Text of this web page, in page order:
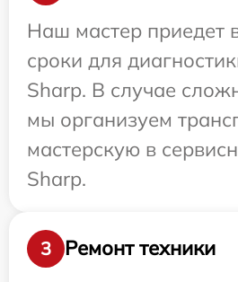
Наш мастер приедет
сроки для
Sharp. В случае
мы организуем
мастерскую в
Sharp.
3
Ремонт техники